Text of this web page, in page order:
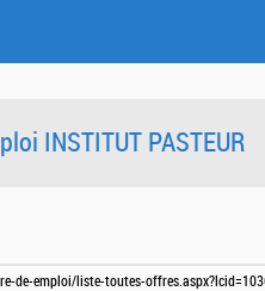
INSTITUT PASTEUR
de-emploi/liste-toutes-